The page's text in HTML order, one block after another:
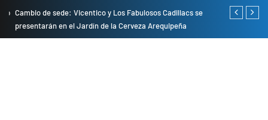
Cambio de sede: Vicentico y Los Fabulosos Cadillacs se
presentarán en el Jardín de la Cerveza Arequipeña
Empresas